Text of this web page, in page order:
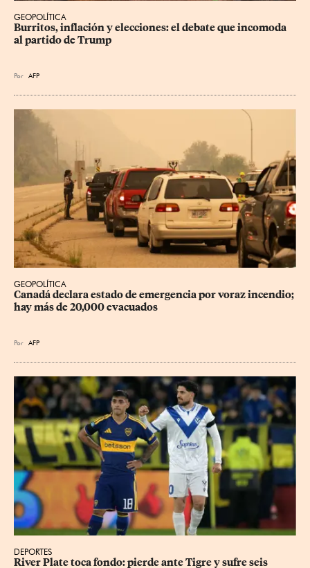
GEOPOLÍTICA
Burritos, inflación y elecciones: el debate que incomoda
al partido de Trump
Por AFP
GEOPOLÍTICA
Canadá declara estado de emergencia por voraz incendio;
hay más de 20,000 evacuados
Por AFP
DEPORTES
River Plate toca fondo: pierde ante Tigre y sufre seis